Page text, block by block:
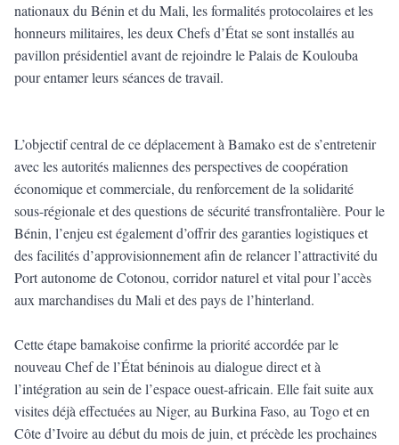
nationaux du Bénin et du Mali, les formalités protocolaires et les
honneurs militaires, les deux Chefs d’État se sont installés au
pavillon présidentiel avant de rejoindre le Palais de Koulouba
pour entamer leurs séances de travail.
L’objectif central de ce déplacement à Bamako est de s’entretenir
avec les autorités maliennes des perspectives de coopération
économique et commerciale, du renforcement de la solidarité
sous-régionale et des questions de sécurité transfrontalière. Pour le
Bénin, l’enjeu est également d’offrir des garanties logistiques et
des facilités d’approvisionnement afin de relancer l’attractivité du
Port autonome de Cotonou, corridor naturel et vital pour l’accès
aux marchandises du Mali et des pays de l’hinterland.
Cette étape bamakoise confirme la priorité accordée par le
nouveau Chef de l’État béninois au dialogue direct et à
l’intégration au sein de l’espace ouest-africain. Elle fait suite aux
visites déjà effectuées au Niger, au Burkina Faso, au Togo et en
Côte d’Ivoire au début du mois de juin, et précède les prochaines